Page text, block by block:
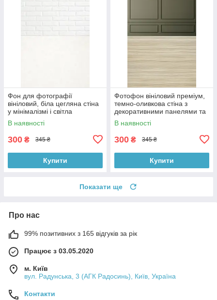
Фон для фотографії
вініловий, біла цегляна стіна
у мінімалізмі і світла
однотонна підлога 60×90 см,
№57140
В наявності
300 ₴ 345 ₴
Купити
Фотофон вініловий преміум,
темно-оливкова стіна з
декоративними панелями та
світле дерево підлоги 60×90
см, №57224
В наявності
300 ₴ 345 ₴
Купити
Показати ще
Про нас
99% позитивних з 165 відгуків за рік
Працює з 03.05.2020
м. Київ
вул. Радунська, 3 (АГК Радосинь), Київ, Україна
Контакти